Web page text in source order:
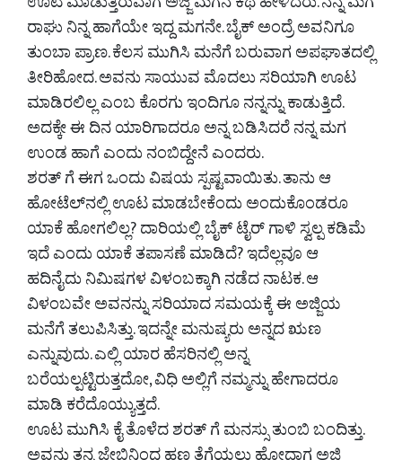
ರಾಘು ನಿನ್ನ ಹಾಗೆಯೇ ಇದ್ದ ಮಗನೇ. ಬೈಕ್ ಅಂದ್ರೆ ಅವನಿಗೂ
ತುಂಬಾ ಪ್ರಾಣ. ಕೆಲಸ ಮುಗಿಸಿ ಮನೆಗೆ ಬರುವಾಗ ಅಪಘಾತದಲ್ಲಿ
ತೀರಿಹೋದ. ಅವನು ಸಾಯುವ ಮೊದಲು ಸರಿಯಾಗಿ ಊಟ
ಮಾಡಿರಲಿಲ್ಲ ಎಂಬ ಕೊರಗು ಇಂದಿಗೂ ನನ್ನನ್ನು ಕಾಡುತ್ತಿದೆ.
ಅದಕ್ಕೇ ಈ ದಿನ ಯಾರಿಗಾದರೂ ಅನ್ನ ಬಡಿಸಿದರೆ ನನ್ನ ಮಗ
ಉಂಡ ಹಾಗೆ ಎಂದು ನಂಬಿದ್ದೇನೆ ಎಂದರು.
ಶರತ್ ‌ಗೆ ಈಗ ಒಂದು ವಿಷಯ ಸ್ಪಷ್ಟವಾಯಿತು. ತಾನು ಆ
ಹೋಟೆಲ್‌ನಲ್ಲಿ ಊಟ ಮಾಡಬೇಕೆಂದು ಅಂದುಕೊಂಡರೂ
ಯಾಕೆ ಹೋಗಲಿಲ್ಲ? ದಾರಿಯಲ್ಲಿ ಬೈಕ್ ಟೈರ್ ಗಾಳಿ ಸ್ವಲ್ಪ ಕಡಿಮೆ
ಇದೆ ಎಂದು ಯಾಕೆ ತಪಾಸಣೆ ಮಾಡಿದೆ? ಇದೆಲ್ಲವೂ ಆ
ಹದಿನೈದು ನಿಮಿಷಗಳ ವಿಳಂಬಕ್ಕಾಗಿ ನಡೆದ ನಾಟಕ. ಆ
ವಿಳಂಬವೇ ಅವನನ್ನು ಸರಿಯಾದ ಸಮಯಕ್ಕೆ ಈ ಅಜ್ಜಿಯ
ಮನೆಗೆ ತಲುಪಿಸಿತ್ತು. ಇದನ್ನೇ ಮನುಷ್ಯರು ಅನ್ನದ ಋಣ
ಎನ್ನುವುದು. ಎಲ್ಲಿ ಯಾರ ಹೆಸರಿನಲ್ಲಿ ಅನ್ನ
ಬರೆಯಲ್ಪಟ್ಟಿರುತ್ತದೋ, ವಿಧಿ ಅಲ್ಲಿಗೆ ನಮ್ಮನ್ನು ಹೇಗಾದರೂ
ಮಾಡಿ ಕರೆದೊಯ್ಯುತ್ತದೆ.
ಊಟ ಮುಗಿಸಿ ಕೈ ತೊಳೆದ ಶರತ್ ‌ಗೆ ಮನಸ್ಸು ತುಂಬಿ ಬಂದಿತ್ತು.